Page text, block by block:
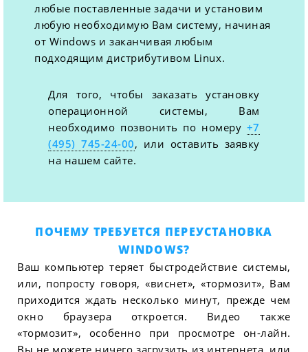
любые поставленные задачи и установим
любую необходимую Вам систему, начиная
от Windows и заканчивая любым
подходящим дистрибутивом Linux.
Для того, чтобы заказать установку
операционной системы, Вам
необходимо позвонить по номеру +7
(495) 745-24-00, или оставить заявку
на нашем сайте.
ПОЧЕМУ ТРЕБУЕТСЯ ПЕРЕУСТАНОВКА
WINDOWS?
Ваш компьютер теряет быстродействие системы,
или, попросту говоря, «виснет», «тормозит», Вам
приходится ждать несколько минут, прежде чем
окно браузера откроется. Видео также
«тормозит», особенно при просмотре он-лайн.
Вы не можете ничего загрузить из интернета, или